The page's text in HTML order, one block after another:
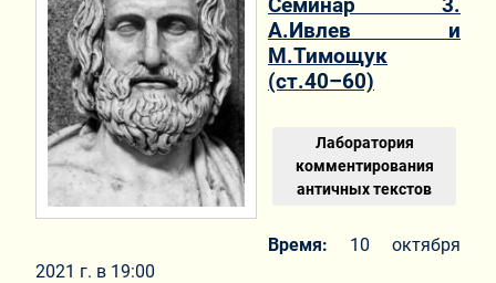
А.Ивлев и
М.Тимощук
(ст.40–60)
Лаборатория
комментирования
античных текстов
Время:
10 октября
2021 г. в 19:00